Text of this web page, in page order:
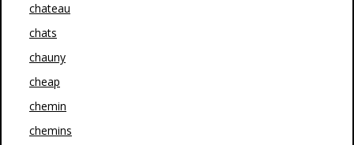
chateau
chats
chauny
cheap
chemin
chemins